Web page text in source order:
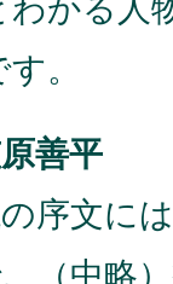
かる人
。
善平
序文に
（中略